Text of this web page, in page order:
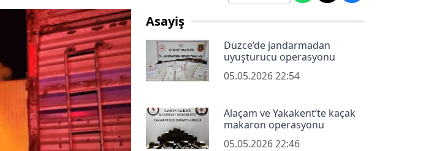
Asayiş
Düzce’de jandarmadan
uyuşturucu operasyonu
05.05.2026 22:54
Alaçam ve Yakakent’te kaçak
makaron operasyonu
05.05.2026 22:46